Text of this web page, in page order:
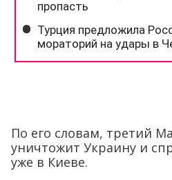
По его словам, третий
уничтожит Украину и
уже в Киеве.